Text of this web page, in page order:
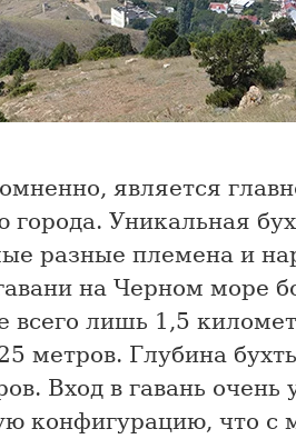
является
города. Уникальная
разные племена и
на Черном море
всего лишь 1,5
метров. Глубина
Вход в гавань очень
конфигурацию, что с